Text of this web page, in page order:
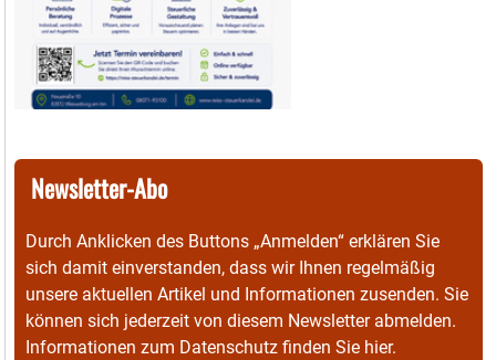
Newsletter-Abo
Durch Anklicken des Buttons „Anmelden“ erklären Sie
sich damit einverstanden, dass wir Ihnen regelmäßig
unsere aktuellen Artikel und Informationen zusenden. Sie
können sich jederzeit von diesem Newsletter abmelden.
Informationen zum Datenschutz finden Sie hier.